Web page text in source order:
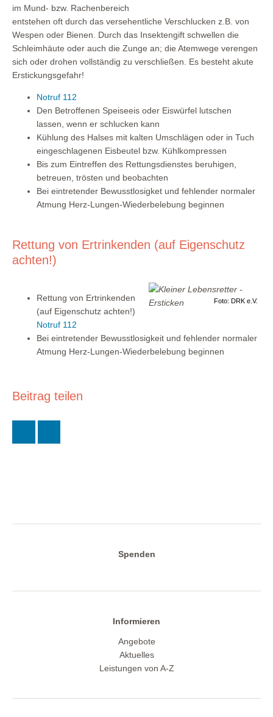
im Mund- bzw. Rachenbereich
entstehen oft durch das versehentliche Verschlucken z.B. von
Wespen oder Bienen. Durch das Insektengift schwellen die
Schleimhäute oder auch die Zunge an; die Atemwege verengen
sich oder drohen vollständig zu verschließen. Es besteht akute
Erstickungsgefahr!
Notruf 112
Den Betroffenen Speiseeis oder Eiswürfel lutschen
lassen, wenn er schlucken kann
Kühlung des Halses mit kalten Umschlägen oder in Tuch
eingeschlagenen Eisbeutel bzw. Kühlkompressen
Bis zum Eintreffen des Rettungsdienstes beruhigen,
betreuen, trösten und beobachten
Bei eintretender Bewusstlosigket und fehlender normaler
Atmung Herz-Lungen-Wiederbelebung beginnen
Rettung von Ertrinkenden (auf Eigenschutz
achten!)
Foto: DRK e.V.
Rettung von Ertrinkenden
(auf Eigenschutz achten!)
Notruf 112
Bei eintretender Bewusstlosigkeit und fehlender normaler
Atmung Herz-Lungen-Wiederbelebung beginnen
Beitrag teilen
Spenden
Informieren
Angebote
Aktuelles
Leistungen von A-Z